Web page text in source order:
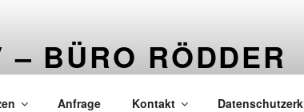
– BÜRO RÖDDER
Anfrage Kontakt